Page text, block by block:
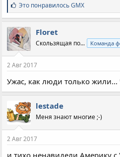
С
и
м
п
а
т
и
:
Это понравилосьGMX
Floret
Скользящая по... Команда
2 Авг 2017
Ужас, как люди только жили...
lestade
Меня знают многие ;-)
2 Авг 2017
и тихо ненавидели Америку с